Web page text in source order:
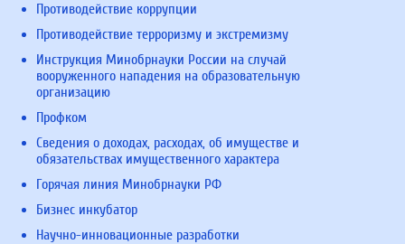
Противодействие коррупции
Противодействие терроризму и экстремизму
Инструкция Минобрнауки России на случай
вооруженного нападения на образовательную
организацию
Профком
Сведения о доходах, расходах, об имуществе и
обязательствах имущественного характера
Горячая линия Минобрнауки РФ
Бизнес инкубатор
Научно-инновационные разработки